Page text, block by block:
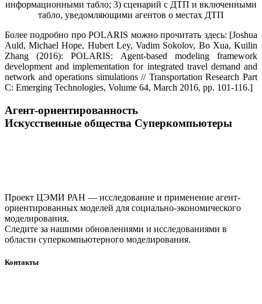
информационными табло; 3) сценарий с ДТП и включенными
табло, уведомляющими агентов о местах ДТП
Более подробно про POLARIS можно прочитать здесь: [Joshua
Auld, Michael Hope, Hubert Ley, Vadim Sokolov, Bo Xua, Kuilin
Zhang (2016): POLARIS: Agent-based modeling framework
development and implementation for integrated travel demand and
network and operations simulations // Transportation Research Part
C: Emerging Technologies, Volume 64, March 2016, pp. 101-116.]
Агент-ориентированность
Искусственные общества Суперкомпьютеры
Проект ЦЭМИ РАН — исследование и применение агент-
ориентированных моделей для социально-экономического
моделирования.
Следите за нашими обновлениями и исследованиями в
области суперкомпьютерного моделирования.
Контакты